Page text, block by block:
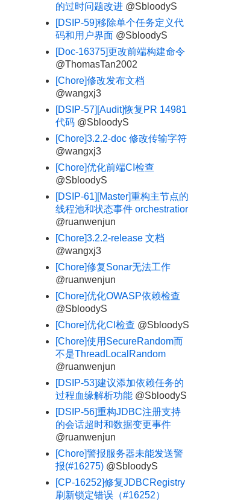
的过时问题改进 @SbloodyS
[DSIP-59]移除单个任务定义代
码和用户界面 @SbloodyS
[Doc-16375]更改前端构建命令
@ThomasTan2002
[Chore]修改发布文档
@wangxj3
[DSIP-57][Audit]恢复PR 14981
代码 @SbloodyS
[Chore]3.2.2-doc 修改传输字符
@wangxj3
[Chore]优化前端CI检查
@SbloodyS
[DSIP-61][Master]重构主节点的
线程池和状态事件 orchestratior
@ruanwenjun
[Chore]3.2.2-release 文档
@wangxj3
[Chore]修复Sonar无法工作
@ruanwenjun
[Chore]优化OWASP依赖检查
@SbloodyS
[Chore]优化CI检查 @SbloodyS
[Chore]使用SecureRandom而
不是ThreadLocalRandom
@ruanwenjun
[DSIP-53]建议添加依赖任务的
过程血缘解析功能 @SbloodyS
[DSIP-56]重构JDBC注册支持
的会话超时和数据变更事件
@ruanwenjun
[Chore]警报服务器未能发送警
报(#16275) @SbloodyS
[CP-16252]修复JDBCRegistry
刷新锁定错误（#16252）